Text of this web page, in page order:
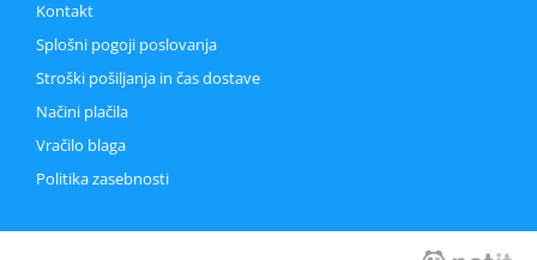
Kontakt
Splošni pogoji poslovanja
Stroški pošiljanja in čas dostave
Načini plačila
Vračilo blaga
Politika zasebnosti